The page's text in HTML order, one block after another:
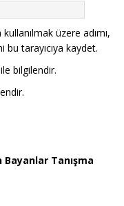
üzere adımı,
tarayıcıya kaydet.
bilgilendir.
Tanışma